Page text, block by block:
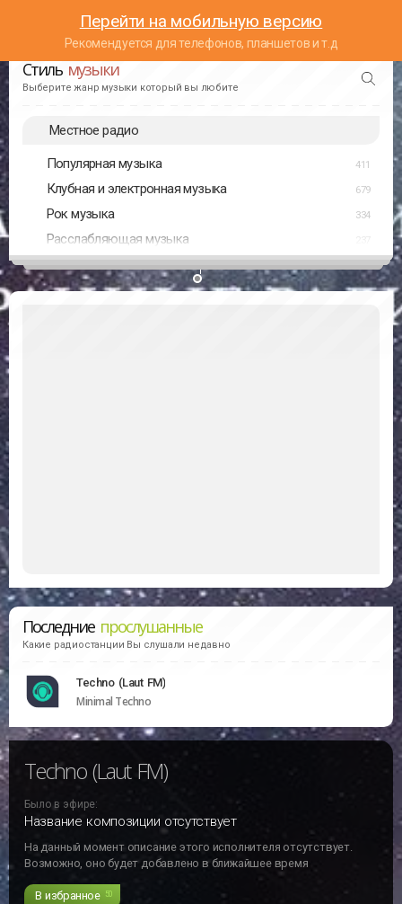
Перейти на мобильную версию
Рекомендуется для телефонов, планшетов и т.д
Стиль музыки
Выберите жанр музыки который вы любите
Местное радио
Популярная музыка 411
Клубная и электронная музыка 679
Рок музыка 334
Расслабляющая музыка
Последние прослушанные
Какие радиостанции Вы слушали недавно
Techno (Laut FM)
Minimal Techno
Techno (Laut FM)
Было в эфире:
Название композиции отсутствует
На данный момент описание этого исполнителя отсутствует.
Возможно, оно будет добавлено в ближайшее время
В избранное 50